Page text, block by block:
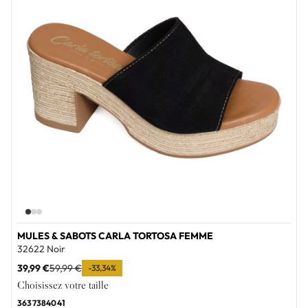
MULES & SABOTS CARLA TORTOSA FEMME
32622 Noir
39,99 €59,99 € -33,34%
Choisissez votre taille
3637384041